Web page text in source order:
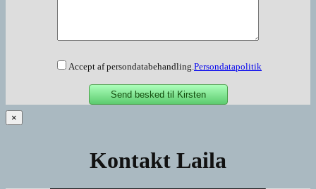
Accept af persondatabehandling.Persondatapolitik
×
Kontakt Laila